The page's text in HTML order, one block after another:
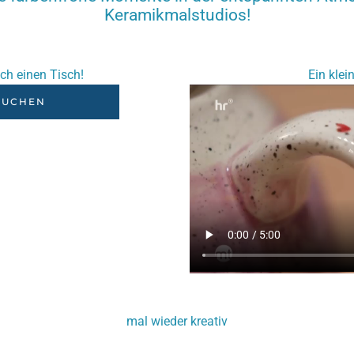
Keramikmalstudios!
einen Tisch! Ein
mal wieder kreativ